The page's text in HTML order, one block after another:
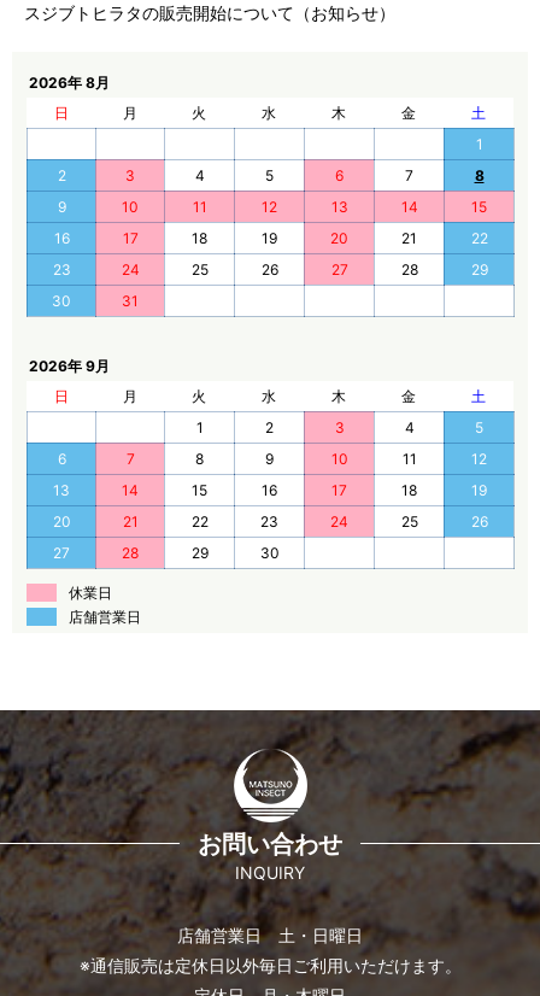
スジブトヒラタの販売開始について（お知らせ）
2026年 8月
日
月 火 水 木 金
土
1
2
3 4 5 6 7
8
9
10 11 12 13 14
15
16
17 18 19 20 21
22
23
24 25 26 27 28
29
30
31
2026年 9月
日
月 火 水 木 金
土
1
2 3 4
5
6
7 8 9 10 11
12
13
14 15 16 17 18
19
20
21 22 23 24 25
26
27
28 29 30
休業日
店舗営業日
お問い合わせ
INQUIRY
店舗営業日 土・日曜日
※通信販売は定休日以外毎日ご利用いただけます。